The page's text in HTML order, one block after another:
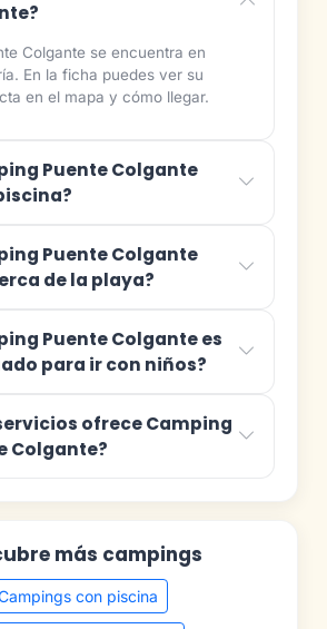
Colgante se encuentra en
En la ficha puedes ver su
en el mapa y cómo llegar.
Puente Colgante
Puente Colgante
de la playa?
Puente Colgante es
para ir con niños?
ofrece Camping
Colgante?
más campings
con piscina